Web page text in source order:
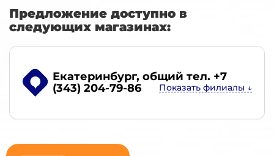
Предложение доступно в
следующих магазинах:
Екатеринбург, общий тел. +7
(343) 204-79-86